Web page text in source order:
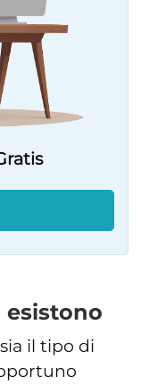
il tipo di